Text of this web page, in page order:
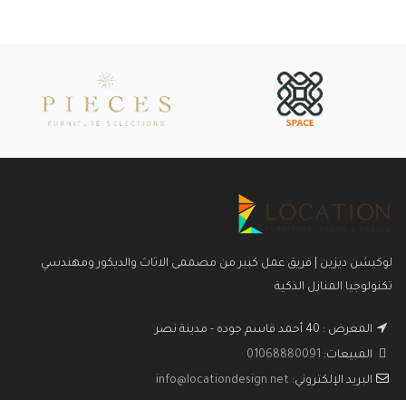
لوكيشن ديزين | فريق عمل كبير من مصممى الاثاث والديكور ومهندسي
تكنولوجيا المنازل الذكية
المعرض : 40 أحمد قاسم جوده - مدينة نصر
المبيعات: 01068880091
البريد الإلكتروني: info@locationdesign.net